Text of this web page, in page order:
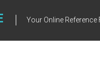
Your Online